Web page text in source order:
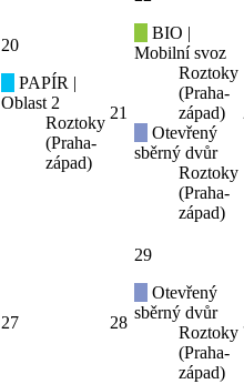
20
PAPÍR |
Oblast 2
Roztoky
(Praha-
západ)
21
BIO |
Mobilní svoz
Roztoky
(Praha-
západ)
Otevřený
sběrný dvůr
Roztoky
(Praha-
západ)
27 28
29
Otevřený
sběrný dvůr
Roztoky
(Praha-
západ)